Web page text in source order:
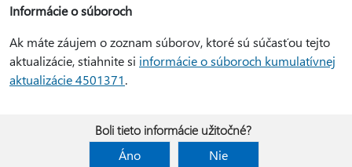
Informácie o súboroch
Ak máte záujem o zoznam súborov, ktoré sú súčasťou tejto
aktualizácie, stiahnite si informácie o súboroch kumulatívnej
aktualizácie 4501371.
Boli tieto informácie užitočné?
Áno
Nie